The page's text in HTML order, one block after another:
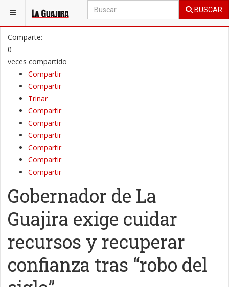
BUSCAR
ESTÁ AQUÍ: LA GUAJIRA PENÍNSULA
Comparte:
0
veces compartido
Compartir
Compartir
Trinar
Compartir
Compartir
Compartir
Compartir
Compartir
Compartir
Gobernador de La
Guajira exige cuidar
recursos y recuperar
confianza tras “robo del